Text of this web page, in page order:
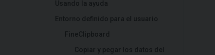
Usando la ayuda
Entorno definido para el usuario
FineClipboard
Copiar y pegar los datos del